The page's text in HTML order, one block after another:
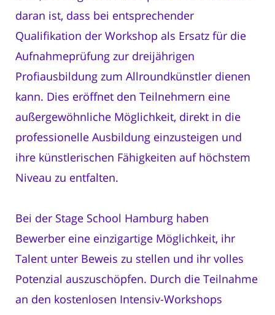
daran ist, dass bei entsprechender
Qualifikation der Workshop als Ersatz für die
Aufnahmeprüfung zur dreijährigen
Profiausbildung zum Allroundkünstler dienen
kann. Dies eröffnet den Teilnehmern eine
außergewöhnliche Möglichkeit, direkt in die
professionelle Ausbildung einzusteigen und
ihre künstlerischen Fähigkeiten auf höchstem
Niveau zu entfalten.
Bei der Stage School Hamburg haben
Bewerber eine einzigartige Möglichkeit, ihr
Talent unter Beweis zu stellen und ihr volles
Potenzial auszuschöpfen. Durch die Teilnahme
an den kostenlosen Intensiv-Workshops